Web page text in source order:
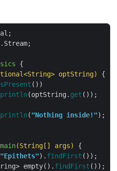
optString)
println (optString. get
println ("Nothing inside!"
main(String[] args)
"Epithets"). findFirst
empty().
findFirst